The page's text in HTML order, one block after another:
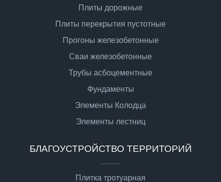
Плиты дорожные
Плиты перекрытия пустотные
Прогоны железобетонные
Сваи железобетонные
Трубы асбоцементные
Фундаменты
Элементы Колодца
Элементы лестниц
БЛАГОУСТРОЙСТВО ТЕРРИТОРИЙ
Плитка тротуарная